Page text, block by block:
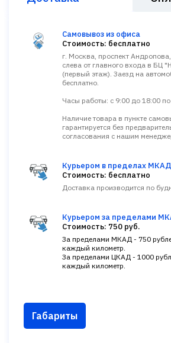
Самовывоз из офиса
Стоимость: бесплатно
г. Москва, проспект
слева от главного входа в БЦ
(первый этаж). Заезд на
бесплатно.
Часы работы: с 9:00 до 18:00
Наличие товара в пункте
гарантируется без
согласования с нашим
Курьером в пределах МКАД
Стоимость: бесплатно
Доставка производится по
Курьером за пределами
Стоимость: 750 руб.
За пределами МКАД - 750
каждый километр.
За пределами ЦКАД - 1000
каждый километр.
Габариты